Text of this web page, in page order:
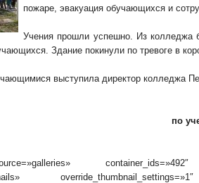
пожаре, эвакуация обучающихся и
Учения прошли успешно. Из колледжа
Здание покинули по тревоге в
выступила директор колледжа
по
container_ids=»492″